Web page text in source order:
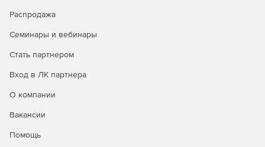
Распродажа
Семинары и вебинары
Стать партнером
Вход в ЛК партнера
О компании
Вакансии
Помощь